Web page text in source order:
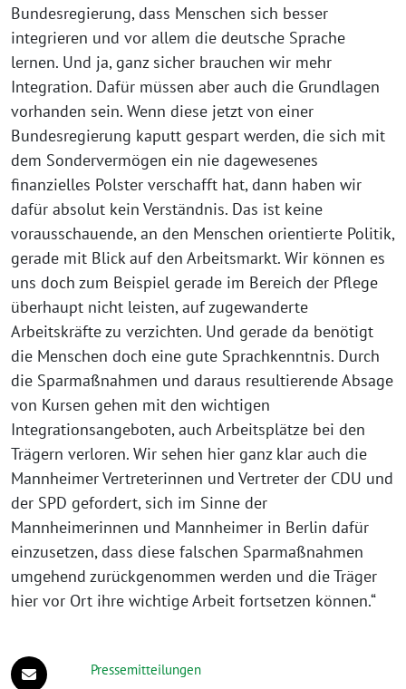
Bundesregierung, dass Menschen sich besser
integrieren und vor allem die deutsche Sprache
lernen. Und ja, ganz sicher brauchen wir mehr
Integration. Dafür müssen aber auch die Grundlagen
vorhanden sein. Wenn diese jetzt von einer
Bundesregierung kaputt gespart werden, die sich mit
dem Sondervermögen ein nie dagewesenes
finanzielles Polster verschafft hat, dann haben wir
dafür absolut kein Verständnis. Das ist keine
vorausschauende, an den Menschen orientierte Politik,
gerade mit Blick auf den Arbeitsmarkt. Wir können es
uns doch zum Beispiel gerade im Bereich der Pflege
überhaupt nicht leisten, auf zugewanderte
Arbeitskräfte zu verzichten. Und gerade da benötigt
die Menschen doch eine gute Sprachkenntnis. Durch
die Sparmaßnahmen und daraus resultierende Absage
von Kursen gehen mit den wichtigen
Integrationsangeboten, auch Arbeitsplätze bei den
Trägern verloren. Wir sehen hier ganz klar auch die
Mannheimer Vertreterinnen und Vertreter der CDU und
der SPD gefordert, sich im Sinne der
Mannheimerinnen und Mannheimer in Berlin dafür
einzusetzen, dass diese falschen Sparmaßnahmen
umgehend zurückgenommen werden und die Träger
hier vor Ort ihre wichtige Arbeit fortsetzen können.“
Pressemitteilungen